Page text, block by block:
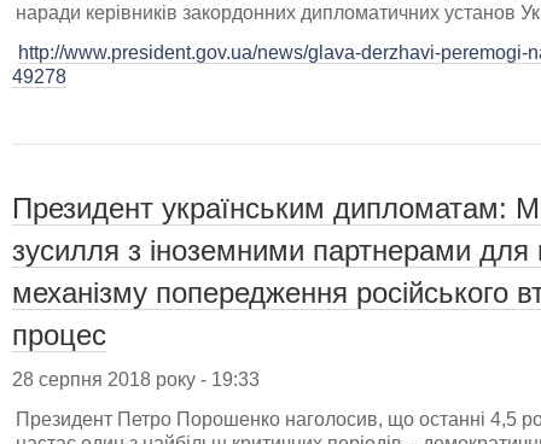
наради керівників закордонних дипломатичних установ
http://www.president.gov.ua/news/glava-derzhavi-peremogi-
49278
Президент українським дипломатам:
зусилля з іноземними партнерами для
механізму попередження російського
процес
28 серпня 2018 року - 19:33
Президент Петро Порошенко наголосив, що останні 4,5